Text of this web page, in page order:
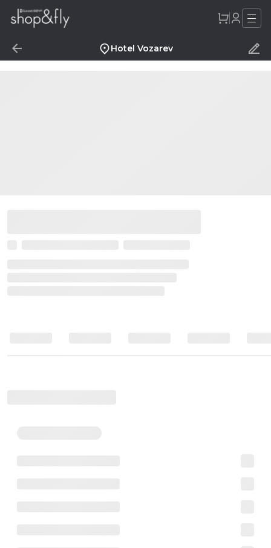
Hotel Vozarev